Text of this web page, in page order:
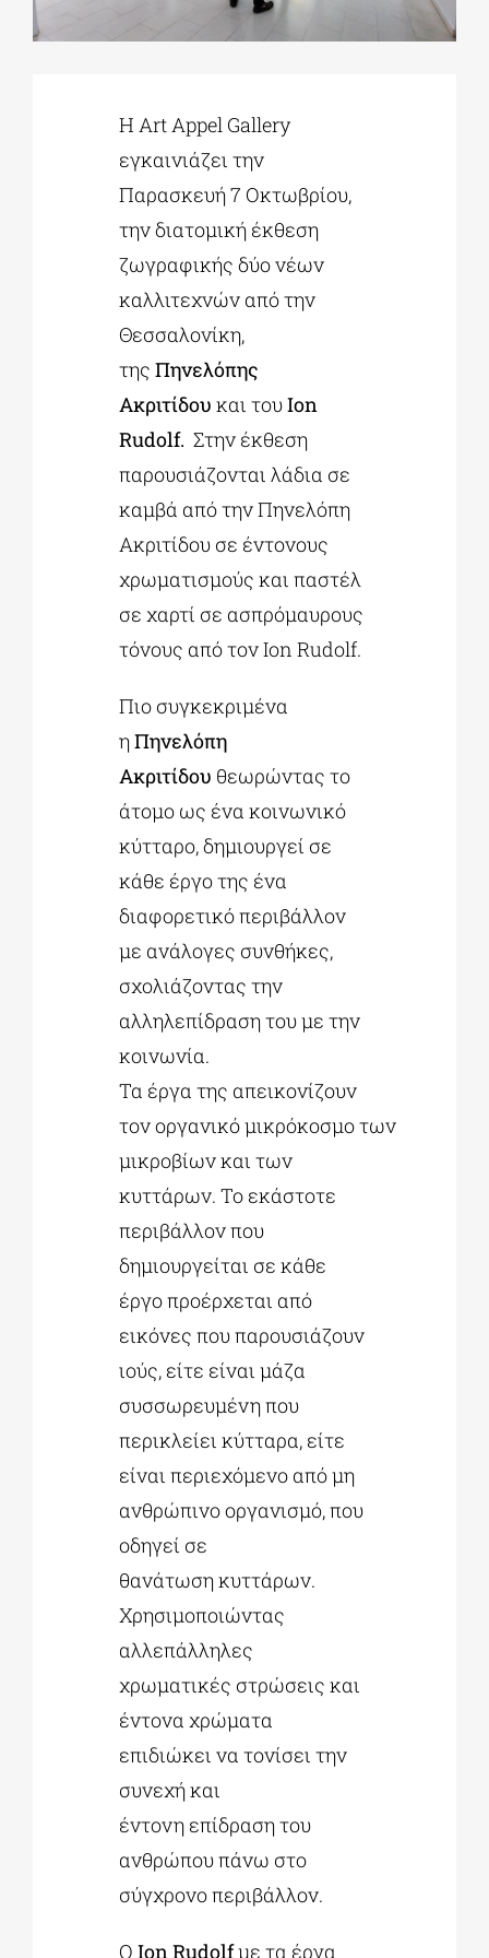
ΕΚΠΑΙΔΕΥΤΙΚΑ ΙΔΡΥΜΑΤΑ
ΠΟΛΙΤΙΣΤΙΚΟΙ ΦΟΡΕΙΣ
Η Art Appel Gallery
εγκαινιάζει την
Παρασκευή 7 Οκτωβρίου,
την διατομική έκθεση
ζωγραφικής δύο νέων
καλλιτεχνών από την
Θεσσαλονίκη,
τηςΠηνελόπης
Ακριτίδου και τουIon
Rudolf. Στην έκθεση
παρουσιάζονται λάδια σε
καμβά από την Πηνελόπη
Ακριτίδου σε έντονους
χρωματισμούς και παστέλ
σε χαρτί σε ασπρόμαυρους
τόνους από τον Ion Rudolf.
Πιο συγκεκριμένα
ηΠηνελόπη
Ακριτίδου θεωρώντας το
άτομο ως ένα κοινωνικό
κύτταρο, δημιουργεί σε
κάθε έργο της ένα
διαφορετικό περιβάλλον
με ανάλογες συνθήκες,
σχολιάζοντας την
αλληλεπίδραση του με την
κοινωνία.
Τα έργα της απεικονίζουν
τον οργανικό μικρόκοσμο των
μικροβίων και των
κυττάρων. Το εκάστοτε
περιβάλλον που
δημιουργείται σε κάθε
έργο προέρχεται από
εικόνες που παρουσιάζουν
ιούς, είτε είναι μάζα
συσσωρευμένη που
περικλείει κύτταρα, είτε
είναι περιεχόμενο από μη
ανθρώπινο οργανισμό, που
οδηγεί σε
θανάτωση κυττάρων.
Χρησιμοποιώντας
αλλεπάλληλες
χρωματικές στρώσεις και
έντονα χρώματα
επιδιώκει να τονίσει την
συνεχή και
έντονη επίδραση του
ανθρώπου πάνω στο
σύγχρονο περιβάλλον.
Ο Ion Rudolfμε τα έργα